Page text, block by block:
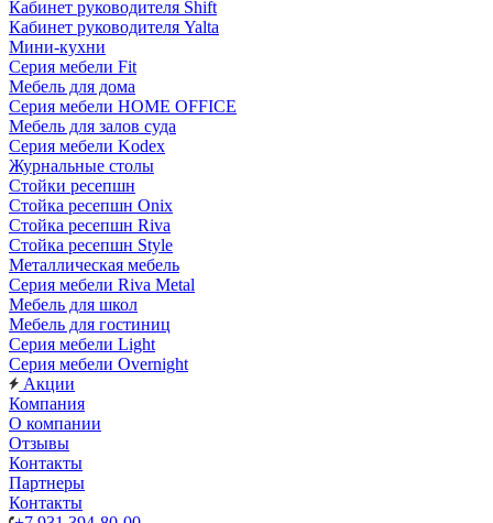
Кабинет руководителя Shift
Кабинет руководителя Yalta
Мини-кухни
Серия мебели Fit
Мебель для дома
Серия мебели HOME OFFICE
Мебель для залов суда
Серия мебели Kodex
Журнальные столы
Стойки ресепшн
Стойка ресепшн Onix
Стойка ресепшн Riva
Стойка ресепшн Style
Металлическая мебель
Серия мебели Riva Metal
Мебель для школ
Мебель для гостиниц
Серия мебели Light
Серия мебели Overnight
Акции
Компания
О компании
Отзывы
Контакты
Партнеры
Контакты